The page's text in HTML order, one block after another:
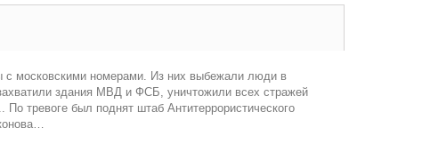
с московскими номерами. Из них выбежали люди в
здания МВД и ФСБ, уничтожили всех стражей
тревоге был поднят штаб Антитеррористического